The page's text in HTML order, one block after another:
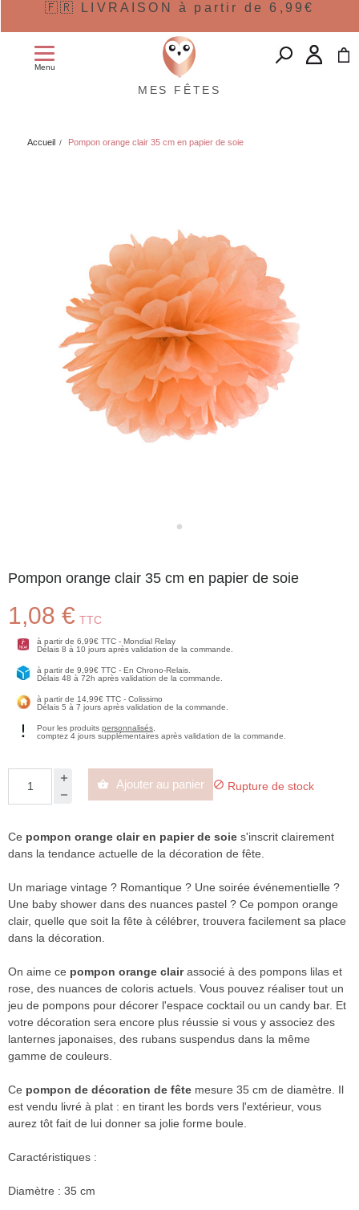
🇫🇷 LIVRAISON à partir de 6,99€
Menu
MES FÊTES
Accueil Pompon orange clair 35 cm en papier de soie
Pompon orange clair 35 cm en papier de soie
1,08 € TTC
à partir de 6,99€ TTC - Mondial Relay
Délais 8 à 10 jours après validation de la commande.
à partir de 9,99€ TTC - En Chrono-Relais.
Délais 48 à 72h après validation de la commande.
à partir de 14,99€ TTC - Colissimo
Délais 5 à 7 jours après validation de la commande.
Pour les produits personnalisés
comptez 4 jours supplémentaires après validation de la commande.
 Ajouter au panier  Rupture de stock
Ce pompon orange clair en papier de soie s'inscrit clairement
dans la tendance actuelle de la décoration de fête.
Un mariage vintage ? Romantique ? Une soirée événementielle ?
Une baby shower dans des nuances pastel ? Ce pompon orange
clair, quelle que soit la fête à célébrer, trouvera facilement sa place
dans la décoration.
On aime ce pompon orange clairassocié à des pompons lilas et
rose, des nuances de coloris actuels. Vous pouvez réaliser tout un
jeu de pompons pour décorer l'espace cocktail ou un candy bar. Et
votre décoration sera encore plus réussie si vous y associez des
lanternes japonaises, des rubans suspendus dans la même
gamme de couleurs.
Ce pompon de décoration de fête mesure 35 cm de diamètre. Il
est vendu livré à plat : en tirant les bords vers l'extérieur, vous
aurez tôt fait de lui donner sa jolie forme boule.
Caractéristiques :
Diamètre : 35 cm